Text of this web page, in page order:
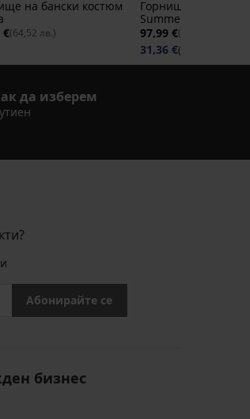
на бански костюм
€(64,52 лв.)
Горнище на
Summer Vibe
97,99 €(191,65 лв.)
31,36 €(61,33 лв.)
да изберем
Абонирайте се
бизнес